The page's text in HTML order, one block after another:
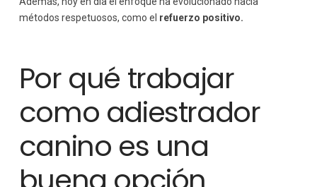
métodos respetuosos, como el refuerzo positivo.
Por qué trabajar
como adiestrador
canino es una